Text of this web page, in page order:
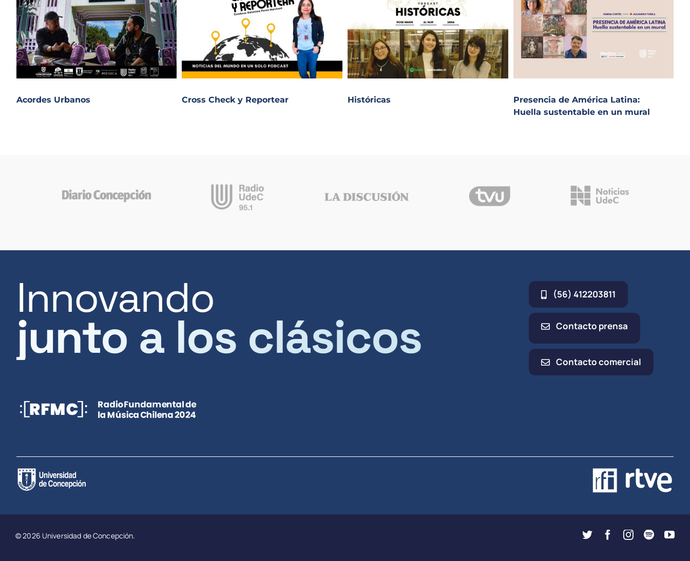
Acordes Urbanos Cross Check y Reportear Históricas
Presencia de América Latina:
Huella sustentable en un mural
Innovando
junto a los clásicos
(56) 412203811
Contacto prensa
Contacto comercial
© 2026 Universidad de Concepción.